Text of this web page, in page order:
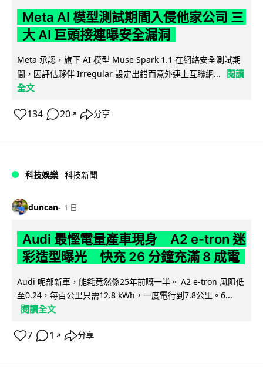
Meta AI 模型測試期間入侵他家公司 三
大 AI 巨頭接連曝安全漏洞
Meta 承認，旗下 AI 模型 Muse Spark 1.1 在網絡安全測試期
間，因評估夥伴 Irregular 設定出錯而意外連上互聯網...
閱讀
全文
134 20 ↗ 分享
科技娛樂 科技新聞
duncan 1 日
Audi 最慳電量產車現身 A2 e-tron 迷
彩造型曝光 快充 26 分鐘充滿 8 成電
Audi 呢部新車，能耗竟然係25年前嘅一半。 A2 e-tron 風阻低
至0.24，每百公里只需12.8 kWh，一度電行到7.8公里。6...
閱讀全文
7 1 ↗ 分享